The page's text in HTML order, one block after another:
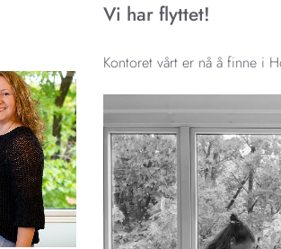
Vi har flyttet!
Kontoret vårt er nå å finne i